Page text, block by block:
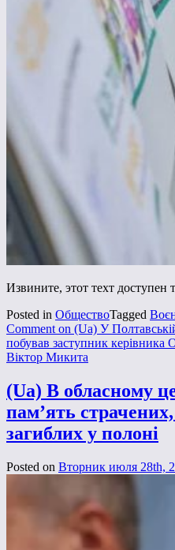
Извините, этот техт доступен
Posted in ОбществоTagged
Comment on (Ua) У
побував заступник керівника
Віктор Микита
(Ua) В обласному
пам’ять
загиблих у полоні
Posted on Вторник июля 28th,